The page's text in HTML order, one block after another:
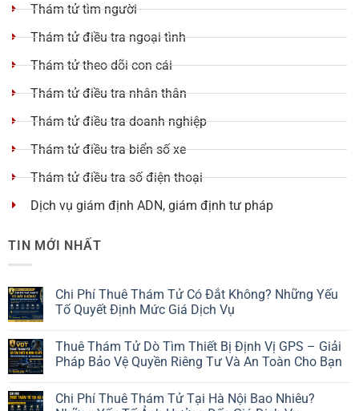
Thám tử tìm người
Thám tử điều tra ngoại tình
Thám tử theo dõi con cái
Thám tử điều tra nhân thân
Thám tử điều tra doanh nghiệp
Thám tử điều tra biển số xe
Thám tử điều tra số điện thoại
Dịch vụ giám định ADN, giám định tư pháp
TIN MỚI NHẤT
Chi Phí Thuê Thám Tử Có Đắt Không? Những Yếu
Tố Quyết Định Mức Giá Dịch Vụ
Thuê Thám Tử Dò Tìm Thiết Bị Định Vị GPS – Giải
Pháp Bảo Vệ Quyền Riêng Tư Và An Toàn Cho Bạn
Chi Phí Thuê Thám Tử Tại Hà Nội Bao Nhiêu?